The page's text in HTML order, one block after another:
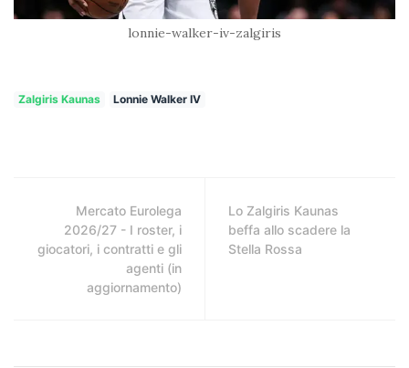
lonnie-walker-iv-zalgiris
Zalgiris Kaunas Lonnie Walker IV
Mercato Eurolega
2026/27 - I roster, i
giocatori, i contratti e gli
agenti (in
aggiornamento)
Lo Zalgiris Kaunas
beffa allo scadere la
Stella Rossa